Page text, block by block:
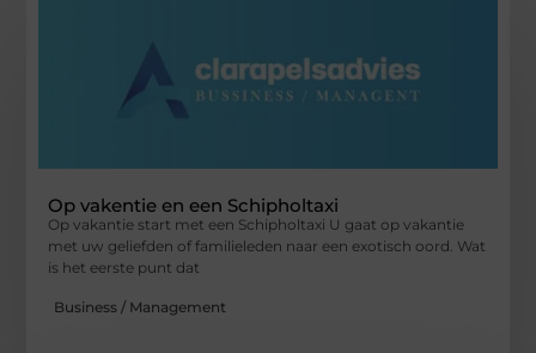
Op vakentie en een Schipholtaxi
Op vakantie start met een Schipholtaxi U gaat op vakantie
met uw geliefden of familieleden naar een exotisch oord. Wat
is het eerste punt dat
Business / Management